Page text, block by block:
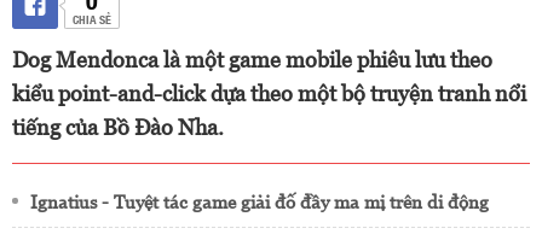
CHIA SẺ
Dog Mendonca là một game mobile phiêu lưu theo
kiểu point-and-click dựa theo một bộ truyện tranh nổi
tiếng của Bồ Đào Nha.
Ignatius - Tuyệt tác game giải đố đầy ma mị trên di động